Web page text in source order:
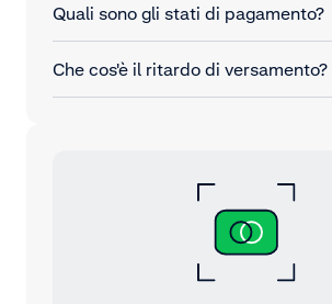
Quali sono gli stati di pagamento?
Che cos'è il ritardo di versamento?